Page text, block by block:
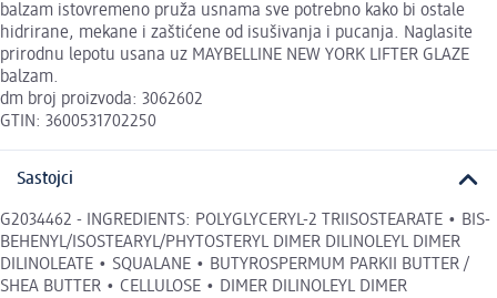
balzam istovremeno pruža usnama sve potrebno kako bi ostale
hidrirane, mekane i zaštićene od isušivanja i pucanja. Naglasite
prirodnu lepotu usana uz MAYBELLINE NEW YORK LIFTER GLAZE
balzam.
dm broj proizvoda: 3062602
GTIN: 3600531702250
Sastojci
G2034462 - INGREDIENTS: POLYGLYCERYL-2 TRIISOSTEARATE • BIS-
BEHENYL/ISOSTEARYL/PHYTOSTERYL DIMER DILINOLEYL DIMER
DILINOLEATE • SQUALANE • BUTYROSPERMUM PARKII BUTTER /
SHEA BUTTER • CELLULOSE • DIMER DILINOLEYL DIMER